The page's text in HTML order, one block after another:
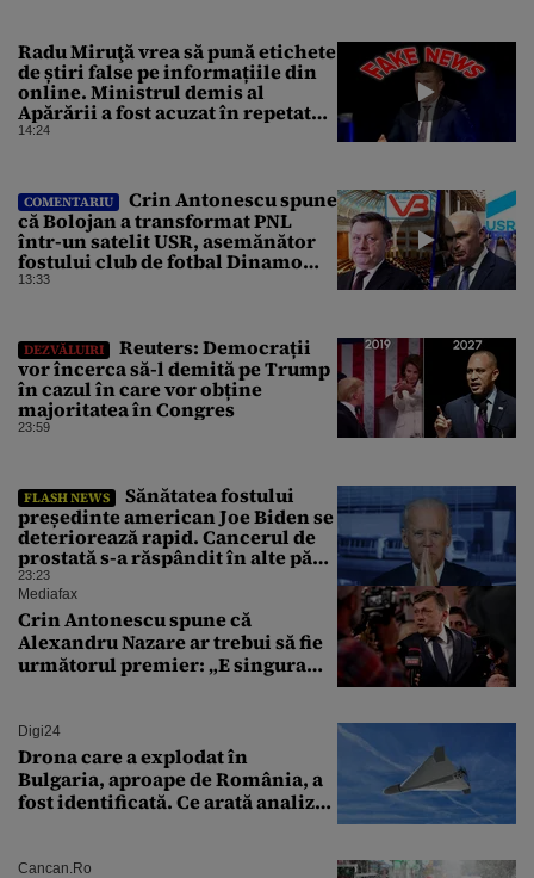
Radu Miruţă vrea să pună etichete
de știri false pe informațiile din
online. Ministrul demis al
Apărării a fost acuzat în repetate
rânduri că răspândeşte el însuși
14:24
COMENTARIU
Crin Antonescu spune
că Bolojan a transformat PNL
într-un satelit USR, asemănător
fostului club de fotbal Dinamo
Victoria, care a aparținut Miliției
13:33
DEZVĂLUIRI
Reuters: Democrații
vor încerca să-l demită pe Trump
în cazul în care vor obține
majoritatea în Congres
23:59
FLASH NEWS
Sănătatea fostului
președinte american Joe Biden se
deteriorează rapid. Cancerul de
prostată s-a răspândit în alte părți
ale corpului
23:23
Mediafax
Crin Antonescu spune că
Alexandru Nazare ar trebui să fie
următorul premier: „E singura
Digi24
Drona care a explodat în
Bulgaria, aproape de România, a
fost identificată. Ce arată analiza
Cancan.ro